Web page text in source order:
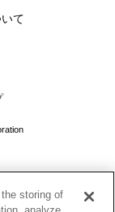
て
storing of